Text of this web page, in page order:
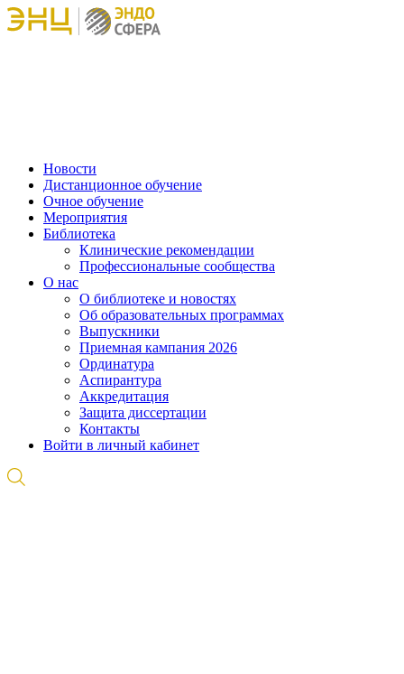
Новости
Дистанционное обучение
Очное обучение
Мероприятия
Библиотека
Клинические рекомендации
Профессиональные сообщества
О нас
О библиотеке и новостях
Об образовательных программах
Выпускники
Приемная кампания 2026
Ординатура
Аспирантура
Аккредитация
Защита диссертации
Контакты
Войти в личный кабинет